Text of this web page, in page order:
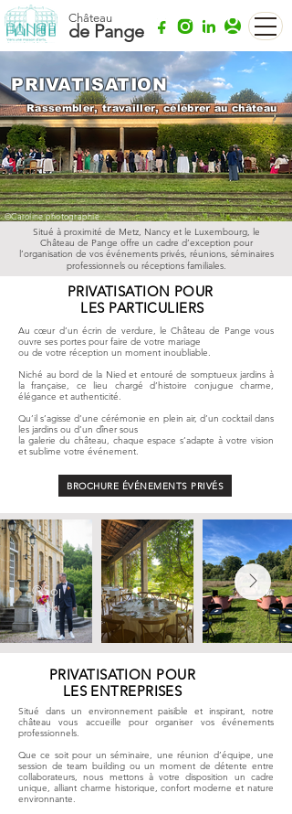
Château
de Pange
PRIVATISATION
Rassembler, travailler, célébrer au château
©Caroline photographie
Situé à proximité de Metz, Nancy et le Luxembourg, le
Château de Pange offre un cadre d’exception pour
l’organisation de vos événements privés, réunions, séminaires
professionnels ou réceptions familiales.
PRIVATISATION POUR
LES PARTICULIERS
Au cœur d’un écrin de verdure, le Château de Pange vous
ouvre ses portes pour faire de votre mariage
ou de votre réception un moment inoubliable.
Niché au bord de la Nied et entouré de somptueux jardins à
la française, ce lieu chargé d’histoire conjugue charme,
élégance et authenticité.
Qu’il s’agisse d’une cérémonie en plein air, d’un cocktail dans
les jardins ou d’un dîner sous
la galerie du château, chaque espace s’adapte à votre vision
et sublime votre événement.
BROCHURE ÉVÉNEMENTS PRIVÉS
©Sophie
Jaskula
PRIVATISATION POUR
LES ENTREPRISES
Situé dans un environnement paisible et inspirant, notre
château vous accueille pour organiser vos événements
professionnels.
Que ce soit pour un séminaire, une réunion d’équipe, une
session de team building ou un moment de détente entre
collaborateurs, nous mettons à votre disposition un cadre
unique, alliant charme historique, confort moderne et nature
environnante.